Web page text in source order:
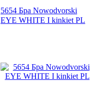
5654 Бра Nowodvorski
EYE WHITE I kinkiet PL